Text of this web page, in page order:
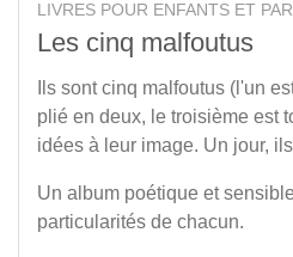
LIVRES POUR ENFANTS ET
Les cinq malfoutus
Ils sont cinq malfoutus (l'un
plié en deux, le troisième est
idées à leur image. Un jour,
Un album poétique et
particularités de chacun.